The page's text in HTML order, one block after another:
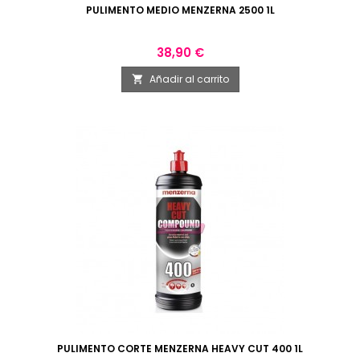
PULIMENTO MEDIO MENZERNA 2500 1L
Precio
38,90 €
 Añadir al carrito
PULIMENTO CORTE MENZERNA HEAVY CUT 400 1L